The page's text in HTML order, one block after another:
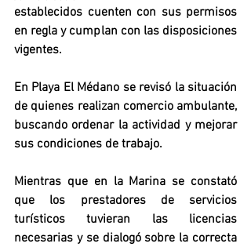
establecidos cuenten con sus permisos
en regla y cumplan con las disposiciones
vigentes.
En Playa El Médano se revisó la situación
de quienes realizan comercio ambulante,
buscando ordenar la actividad y mejorar
sus condiciones de trabajo.
Mientras que en la Marina se constató
que los prestadores de servicios
turísticos tuvieran las licencias
necesarias y se dialogó sobre la correcta